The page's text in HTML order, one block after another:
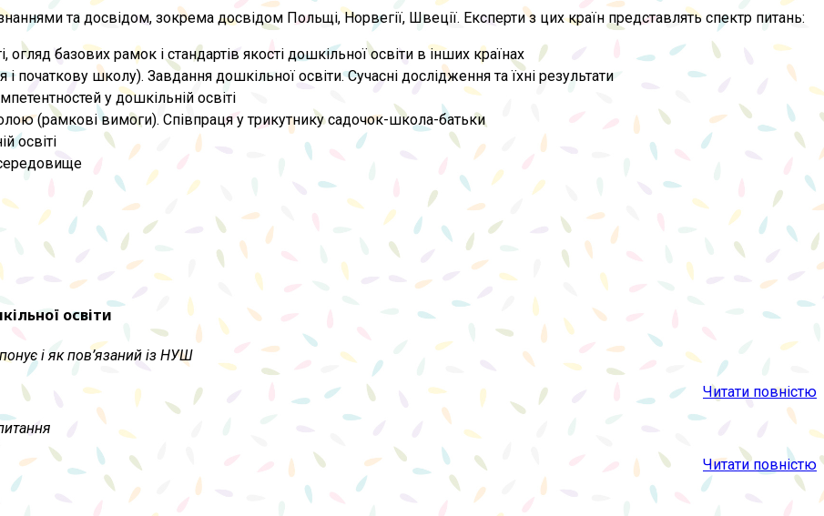
та досвідом, зокрема досвідом Польщі, Норвегії, Швеції. Експерти з цих країн представлять спектр питань:
огляд базових рамок і стандартів якості дошкільної освіти в інших країнах
початкову школу). Завдання дошкільної освіти. Сучасні дослідження та їхні результати
у дошкільній освіті
(рамкові вимоги). Співпраця у трикутнику садочок-школа-батьки
освіті
середовище
освіти
і як пов’язаний із НУШ
Читати повністю
Читати повністю